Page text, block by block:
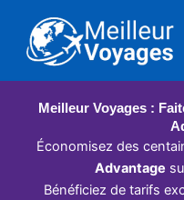
contenu
Meilleur Voyages :
Économisez des
Advantage
Bénéficiez de tarifs